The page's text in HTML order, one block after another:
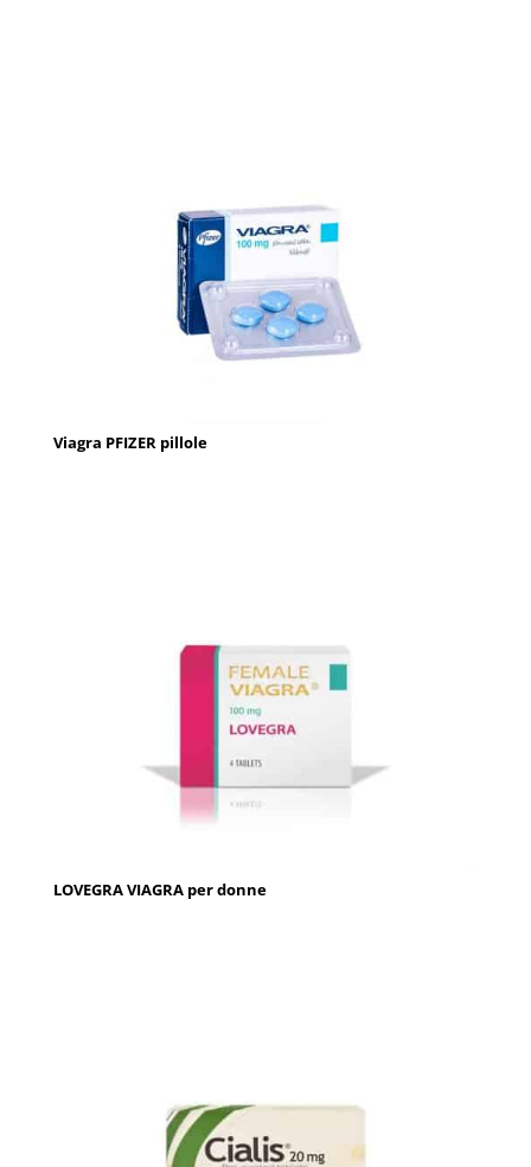
Viagra PFIZER pillole
LOVEGRA VIAGRA per donne